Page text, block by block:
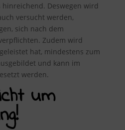
Deswegen wird
versucht werden,
sich nach dem
Zudem wird
hat, mindestens zum
und kann im
werden.
um